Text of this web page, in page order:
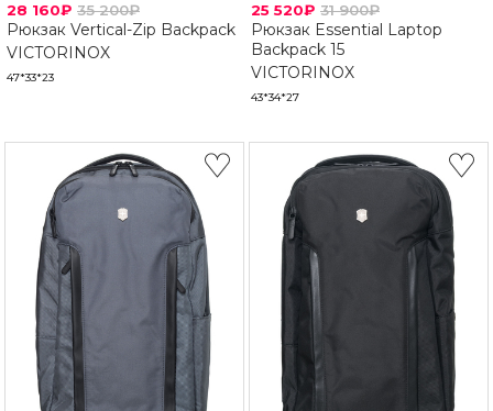
28 160₽ 35 200₽
Рюкзак Vertical-Zip Backpack
VICTORINOX
47*33*23
25 520₽ 31 900₽
Рюкзак Essential Laptop
Backpack 15
VICTORINOX
43*34*27